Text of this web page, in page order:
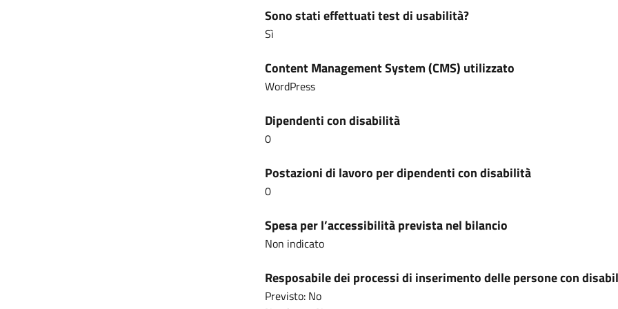
Sono stati effettuati test di usabilità?
Sì
Content Management System (CMS) utilizzato
WordPress
Dipendenti con disabilità
0
Postazioni di lavoro per dipendenti con disabilità
0
Spesa per l’accessibilità prevista nel bilancio
Non indicato
Resposabile dei processi di inserimento delle persone con
Previsto: No